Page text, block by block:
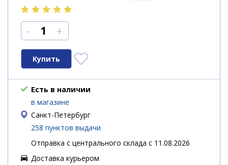
- +
Есть в наличии
в магазине
Санкт-Петербург
258 пунктов выдачи
Отправка с центрального склада с 11.08.2026
Доставка курьером